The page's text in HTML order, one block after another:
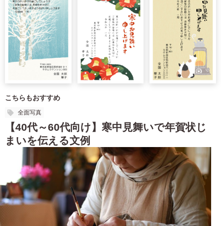
こちらもおすすめ
全面写真
【40代～60代向け】寒中見舞いで年賀状じ
まいを伝える文例